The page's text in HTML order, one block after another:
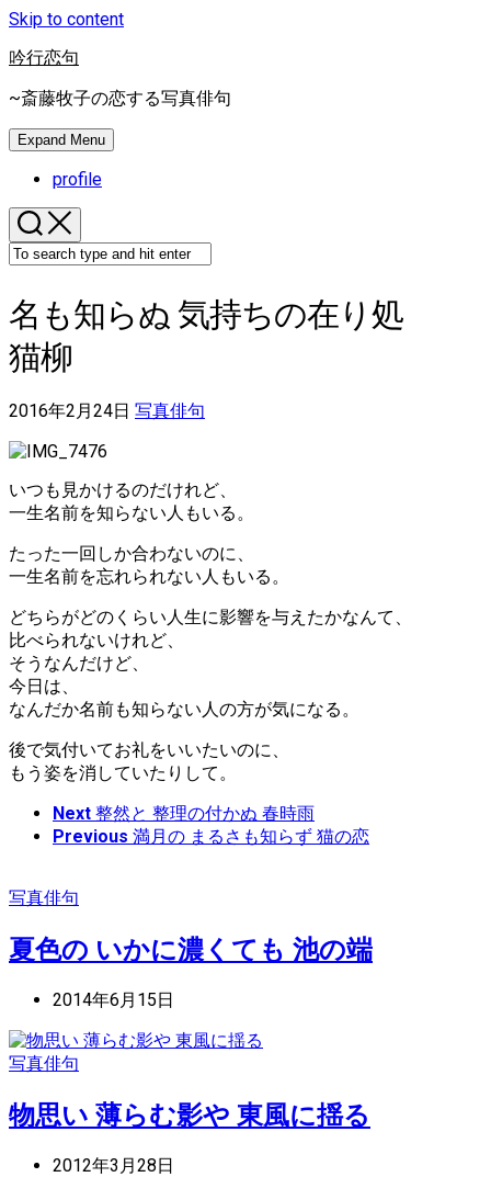
Skip to content
吟行恋句
~斎藤牧子の恋する写真俳句
Expand Menu
profile
名も知らぬ 気持ちの在り処
猫柳
2016年2月24日 写真俳句
いつも見かけるのだけれど、
一生名前を知らない人もいる。
たった一回しか合わないのに、
一生名前を忘れられない人もいる。
どちらがどのくらい人生に影響を与えたかなんて、
比べられないけれど、
そうなんだけど、
今日は、
なんだか名前も知らない人の方が気になる。
後で気付いてお礼をいいたいのに、
もう姿を消していたりして。
Next 整然と 整理の付かぬ 春時雨
Previous 満月の まるさも知らず 猫の恋
写真俳句
夏色の いかに濃くても 池の端
2014年6月15日
写真俳句
物思い 薄らむ影や 東風に揺る
2012年3月28日